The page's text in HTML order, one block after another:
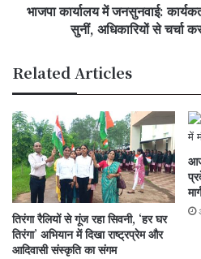
सुनीं,
कर
समाधान
का
प्रयास
भाजपा कार्यालय में जनसुनवाई:
सुनीं, अधिकारियों से चर्चा
Related Articles
तिरंगा रैलियों से गूंज रहा सिवनी, ‘हर घर
तिरंगा’ अभियान में दिखा राष्ट्रप्रेम और
आदिवासी संस्कृति का संगम